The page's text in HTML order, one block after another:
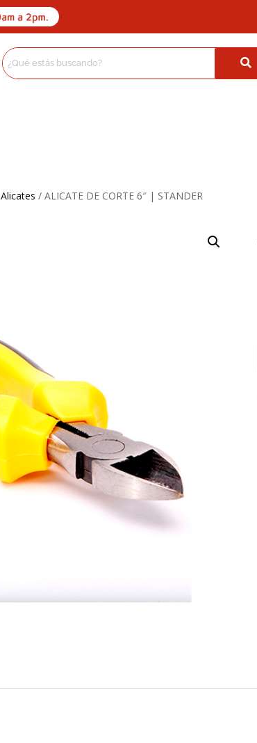
Alicates / ALICATE DE CORTE 6″ | STANDER